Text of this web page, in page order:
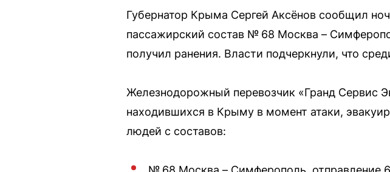
Губернатор Крыма Сергей Аксёнов сообщил
пассажирский состав № 68 Москва –
получил ранения. Власти подчеркнули, что
Железнодорожный перевозчик «Гранд Сервис
находившихся в Крыму в момент атаки,
людей с составов: